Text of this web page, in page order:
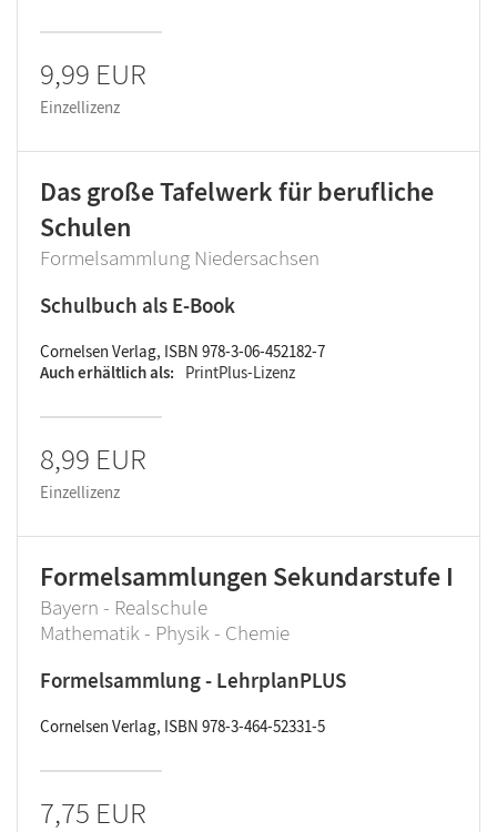
9,99 EUR
Einzellizenz
Das große Tafelwerk für berufliche
Schulen
Formelsammlung Niedersachsen
Schulbuch als E-Book
Cornelsen Verlag, ISBN 978-3-06-452182-7
Auch erhältlich als
PrintPlus-Lizenz
8,99 EUR
Einzellizenz
Formelsammlungen Sekundarstufe I
Bayern - Realschule
Mathematik - Physik - Chemie
Formelsammlung - LehrplanPLUS
Cornelsen Verlag, ISBN 978-3-464-52331-5
7,75 EUR